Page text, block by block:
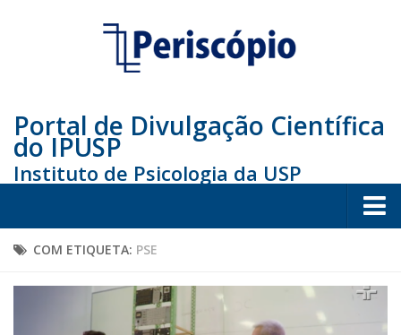
Portal de Divulgação Científica
do IPUSP
Instituto de Psicologia da USP
Home
COM ETIQUETA: PSE